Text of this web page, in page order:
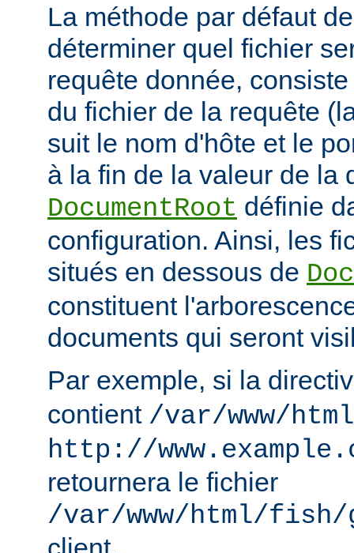
La méthode par défaut
déterminer quel fichier
requête donnée,
du fichier de la requête
suit le nom d'hôte et le
à la fin de la valeur de la
DocumentRoot définie
configuration. Ainsi, les
situés en dessous de
constituent
documents qui seront
Par exemple, si la
contient /var/www/html
http://
retournera le fichier
/var/www/html/fish/